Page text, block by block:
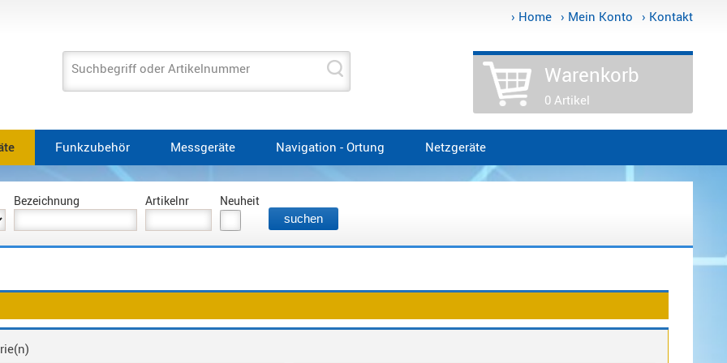
› Home › Mein Konto › Kontakt
Suchbegriff oder Artikelnummer Warenkorb
0 Artikel
Funkzubehör Messgeräte Navigation - Ortung Netzgeräte
Bezeichnung Artikelnr Neuheit